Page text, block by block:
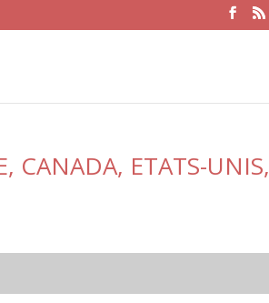
CANADA, ETATS-UNIS,